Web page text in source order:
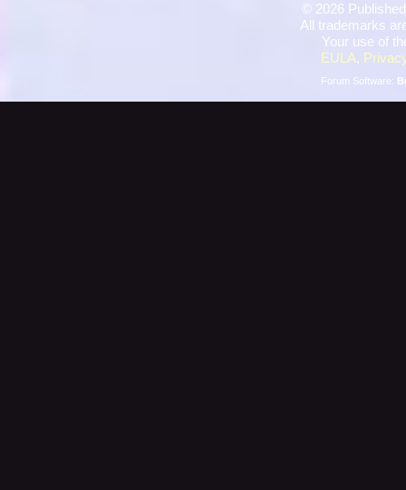
© 2026
All trademarks
Your use of
EULA,
Forum Software: